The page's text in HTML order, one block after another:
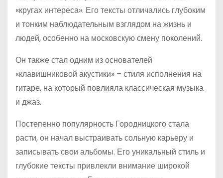
«кругах интереса». Его тексты отличались глубоким
и тонким наблюдательным взглядом на жизнь и
людей, особенно на московскую смену поколений.
Он также стал одним из основателей
«клавишниковой акустики» – стиля исполнения на
гитаре, на который повлияла классическая музыка
и джаз.
Постепенно популярность Городницкого стала
расти, он начал выстраивать сольную карьеру и
записывать свои альбомы. Его уникальный стиль и
глубокие тексты привлекли внимание широкой